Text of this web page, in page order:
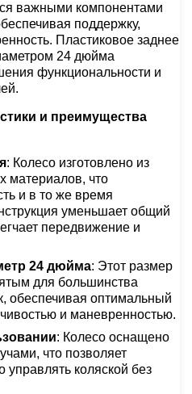
важными компонентами
поддержку,
Пластиковое заднее
24 дюйма
функциональности и
и преимущества
: Колесо изготовлено из
материалов, что
и в то же время
уменьшает общий
передвижение и
24 дюйма: Этот размер
для большинства
обеспечивая оптимальный
и маневренностью.
: Колесо оснащено
что позволяет
управлять коляской без